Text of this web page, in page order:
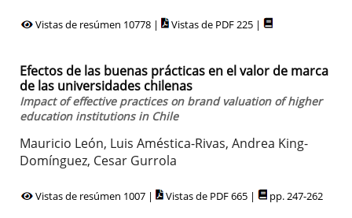
Vistas de resúmen 10778 | Vistas de PDF 225 |
Efectos de las buenas prácticas en el valor de marca
de las universidades chilenas
Impact of effective practices on brand valuation of higher
education institutions in Chile
Mauricio León, Luis Améstica-Rivas, Andrea King-
Domínguez, Cesar Gurrola
Vistas de resúmen 1007 | Vistas de PDF 665 | pp. 247-262